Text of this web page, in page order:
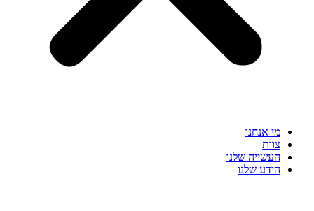
מי אנחנו
צוות
העשייה שלנו
הידע שלנו